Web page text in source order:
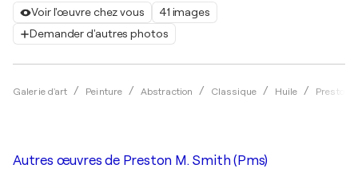
Voir l'œuvre chez vous
41 images
Demander d'autres photos
Galerie d'art Peinture Abstraction Classique Huile Preston
Autres œuvres de Preston M. Smith (Pms)